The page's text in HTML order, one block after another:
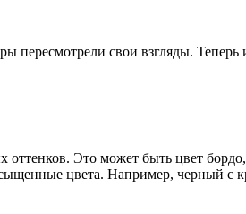
пересмотрели свои взгляды.
Это может быть цвет
цвета. Например, черный с